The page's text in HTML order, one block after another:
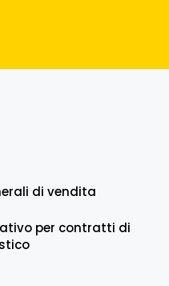
di vendita
per contratti di